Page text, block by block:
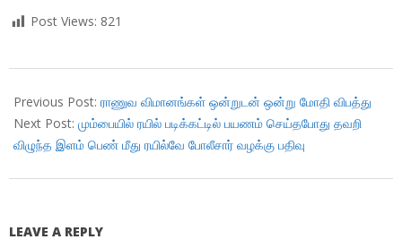
Post Views: 821
10-
04
Previous Post: ராணுவ விமானங்கள் ஒன்றுடன் ஒன்று மோதி விபத்து
Next Post: மும்பையில் ரயில் படிக்கட்டில் பயணம் செய்தபோது தவறி
விழுந்த இளம் பெண் மீது ரயில்வே போலீசார் வழக்கு பதிவு
LEAVE A REPLY